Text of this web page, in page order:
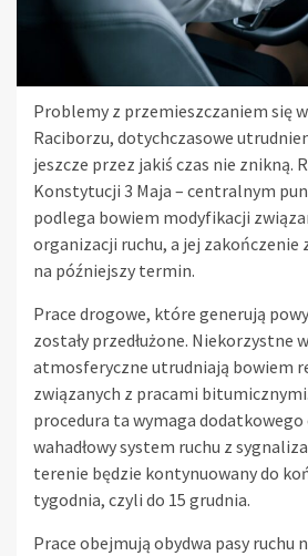
Problemy z przemieszczaniem się
Raciborzu, dotychczasowe
jeszcze przez jakiś czas nie znikną.
Konstytucji 3 Maja – centralnym
podlega bowiem modyfikacji
organizacji ruchu, a jej zakończenie
na późniejszy termin.
Prace drogowe, które generują
zostały przedłużone. Niekorzystne
atmosferyczne utrudniają bowiem
związanych z pracami
procedura ta wymaga dodatkowego
wahadłowy system ruchu z
terenie będzie kontynuowany do
tygodnia, czyli do 15 grudnia.
Prace obejmują obydwa pasy ruchu